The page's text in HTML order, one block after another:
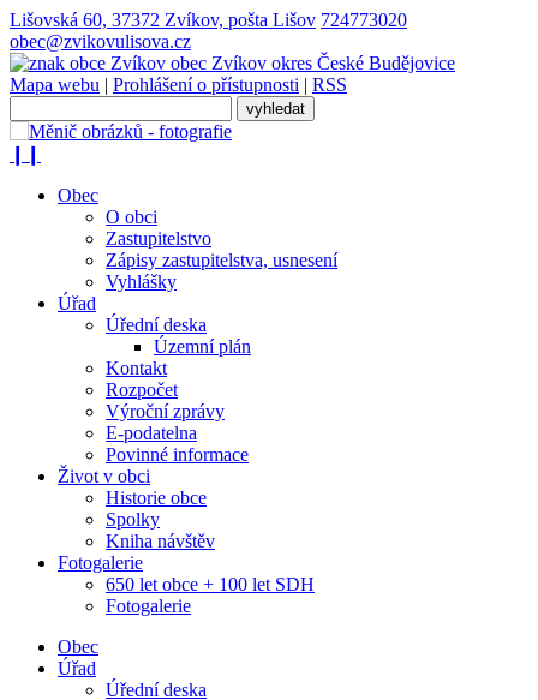
Lišovská 60, 37372 Zvíkov, pošta Lišov 724773020
obec@zvikovulisova.cz
obec Zvíkov okres České Budějovice
Mapa webu | Prohlášení o přístupnosti | RSS
Obec
O obci
Zastupitelstvo
Zápisy zastupitelstva, usnesení
Vyhlášky
Úřad
Úřední deska
Územní plán
Kontakt
Rozpočet
Výroční zprávy
E-podatelna
Povinné informace
Život v obci
Historie obce
Spolky
Kniha návštěv
Fotogalerie
650 let obce + 100 let SDH
Fotogalerie
Obec
Úřad
Úřední deska